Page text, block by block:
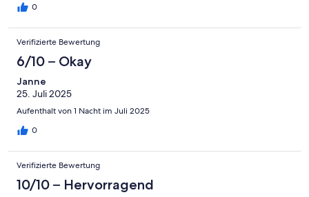
0
Verifizierte Bewertung
6/10 – Okay
Janne
25. Juli 2025
Aufenthalt von 1 Nacht im Juli 2025
0
Verifizierte Bewertung
10/10 – Hervorragend